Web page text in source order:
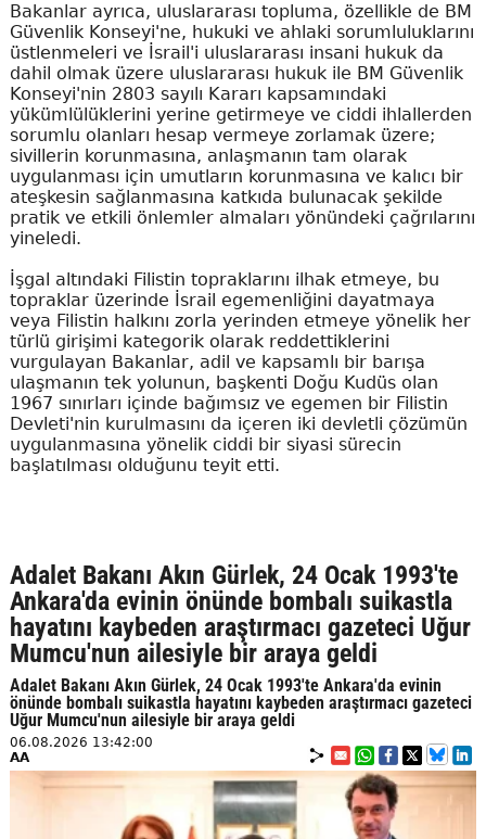
Bakanlar ayrıca, uluslararası topluma, özellikle de BM
Güvenlik Konseyi'ne, hukuki ve ahlaki sorumluluklarını
üstlenmeleri ve İsrail'i uluslararası insani hukuk da
dahil olmak üzere uluslararası hukuk ile BM Güvenlik
Konseyi'nin 2803 sayılı Kararı kapsamındaki
yükümlülüklerini yerine getirmeye ve ciddi ihlallerden
sorumlu olanları hesap vermeye zorlamak üzere;
sivillerin korunmasına, anlaşmanın tam olarak
uygulanması için umutların korunmasına ve kalıcı bir
ateşkesin sağlanmasına katkıda bulunacak şekilde
pratik ve etkili önlemler almaları yönündeki çağrılarını
yineledi.
İşgal altındaki Filistin topraklarını ilhak etmeye, bu
topraklar üzerinde İsrail egemenliğini dayatmaya
veya Filistin halkını zorla yerinden etmeye yönelik her
türlü girişimi kategorik olarak reddettiklerini
vurgulayan Bakanlar, adil ve kapsamlı bir barışa
ulaşmanın tek yolunun, başkenti Doğu Kudüs olan
1967 sınırları içinde bağımsız ve egemen bir Filistin
Devleti'nin kurulmasını da içeren iki devletli çözümün
uygulanmasına yönelik ciddi bir siyasi sürecin
başlatılması olduğunu teyit etti.
Adalet Bakanı Akın Gürlek, 24 Ocak 1993'te
Ankara'da evinin önünde bombalı suikastla
hayatını kaybeden araştırmacı gazeteci Uğur
Mumcu'nun ailesiyle bir araya geldi
Adalet Bakanı Akın Gürlek, 24 Ocak 1993'te Ankara'da evinin
önünde bombalı suikastla hayatını kaybeden araştırmacı gazeteci
Uğur Mumcu'nun ailesiyle bir araya geldi
06.08.2026 13:42:00
AA